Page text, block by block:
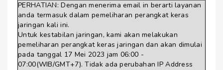
PERHATIAN: Dengan menerima email in berarti layanan
anda termasuk dalam pemeliharan perangkat keras
jaringan kali ini.
Untuk kestabilan jaringan, kami akan melakukan
pemeliharan perangkat keras jaringan dan akan dimulai
pada tanggal 17 Mei 2023 jam 06:00 -
07:00(WIB/GMT+7). Tidak ada perubahan IP Address